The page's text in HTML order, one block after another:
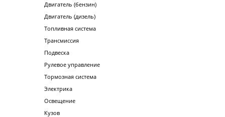
Двигатель (бензин)
Двигатель (дизель)
Топливная система
Трансмиссия
Подвеска
Рулевое управление
Тормозная система
Электрика
Освещение
Кузов